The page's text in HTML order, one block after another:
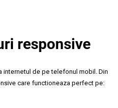
responsive
de pe telefonul mobil. Din
care functioneaza perfect pe: